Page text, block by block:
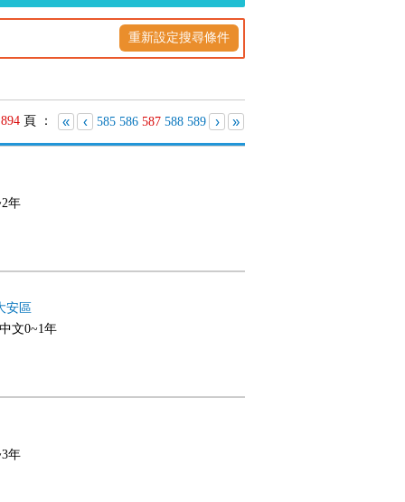
重新設定搜尋條件
894 頁 ： « ‹ 585 586 587 588 589 › »
年
安區
文0~1年
年